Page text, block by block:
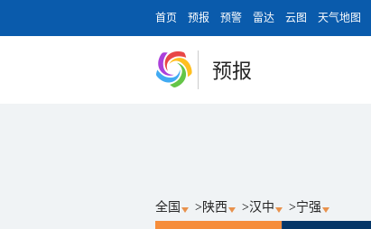
首页 预报 预警 雷达 云图 天气地图
预报
全国 > 陕西 >汉中 >宁强